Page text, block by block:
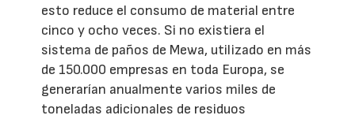
esto reduce el consumo de material entre
cinco y ocho veces. Si no existiera el
sistema de paños de Mewa, utilizado en más
de 150.000 empresas en toda Europa, se
generarían anualmente varios miles de
toneladas adicionales de residuos